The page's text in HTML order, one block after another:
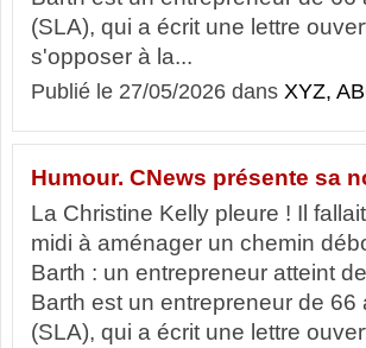
(SLA), qui a écrit une lettre
s'opposer à la...
Publié le 27/05/2026 dans XYZ,
Humour. CNews présente sa
La Christine Kelly pleure ! Il
midi à aménager un chemin
Barth : un entrepreneur atteint
Barth est un entrepreneur de
(SLA), qui a écrit une lettre